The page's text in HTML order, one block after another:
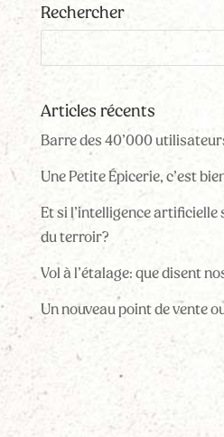
Rechercher
Articles récents
Barre des 40’000
Une Petite Épicerie, c’est
Et si l’intelligence
du terroir?
Vol à l’étalage: que disent
Un nouveau point de vente